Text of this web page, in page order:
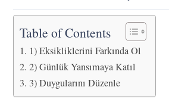
Table of Contents
1) Eksikliklerini Farkında Ol
2) Günlük Yansımaya Katıl
3) Duygularını Düzenle